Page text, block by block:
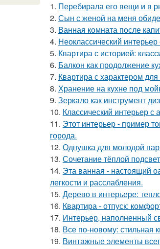
1. Перебирала его вещи и в
2. Сын с женой на меня
3. Ванная комната после
4. Неоклассический
5. Квартира с историей:
6. Балкон как продолжение
7. Квартира с характером
8. Хранение на кухне под
9. Зеркало как инструмент
10. Классический интерьер с
11. Этот интерьер - пример
города.
12. Однушка для молодой
13. Сочетание тёплой
14. Эта ванная - настоящий
легкости и расслабления.
15. Дерево в интерьере:
16. Квартира - отпуск:
17. Интерьер, наполненный
18. Все по-новому: стильная
19. Винтажные элементы